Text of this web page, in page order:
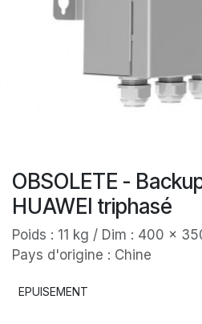
OBSOLETE -
HUAWEI triphasé
Poids : 11 kg / Dim : 400 x
Pays d'origine : Chine
EPUISEMENT